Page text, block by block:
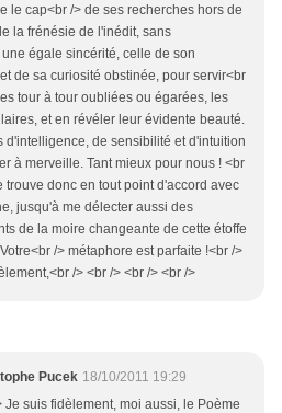
le cap<br /> de ses recherches hors de
la frénésie de l'inédit, sans
égale sincérité, celle de son
de sa curiosité obstinée, pour servir<br
tour à tour oubliées ou égarées, les
et en révéler leur évidente beauté.
d'intelligence, de sensibilité et d'intuition
à merveille. Tant mieux pour nous ! <br
trouve donc en tout point d'accord avec
jusqu'à me délecter aussi des
de la moire changeante de cette étoffe
/> métaphore est parfaite !<br />
/> <br /> <br /> <br />
Pucek 18/10/2011 19:29
Je suis fidèlement, moi aussi, le Poème